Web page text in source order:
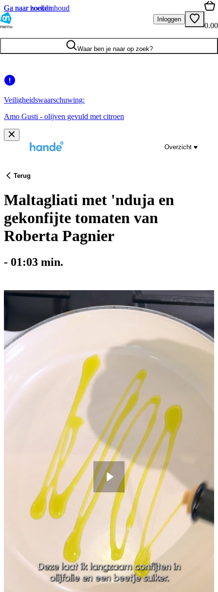
Ga naar hoofdinhoud
Ga naar zoeken
menu
Inloggen
0.00
Waar ben je naar op zoek?
Veiligheidswaarschuwing:
Amo Gusti - olijven gevuld met citroen
Overzicht
Terug
Maltagliati met 'nduja en
gekonfijte tomaten van
Roberta Pagnier
- 01:03 min.